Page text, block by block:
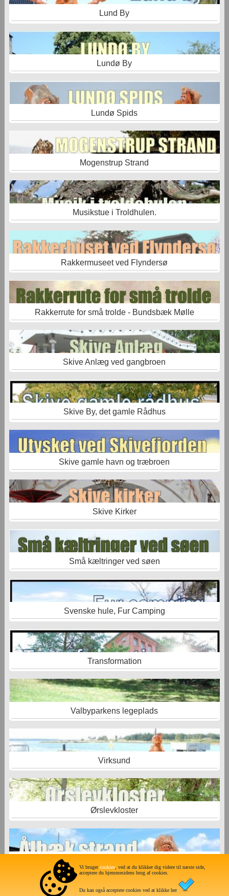
Lund By
Lundø By
Lundø Spids
Mogenstrup Strand
Musikstue i Troldhulen.
Rakkermuseet ved Flyndersø
Rakkerrute for små trolde - Bundsbæk Mølle
Skive Anlæg ved gangbroen
Skive By, det gamle Rådhus
Skive gamle havn og træbroen
Skive Kirker
Små kæltringer ved søen
Svenske hule, Fur Camping
Transformation
Valbyparkens legeplads
Virksund
Ørslevkloster
Ålbæk -Limfjordscamping
Vi brugercookies , ved at du klikker dig videre til næste side,
acceptere du hjemmesidens brug af cookies.
Du kan også acceptere cookies ved at klikke her